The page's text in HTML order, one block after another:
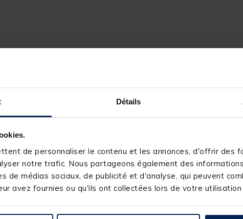
Détails
de personnaliser le contenu et les annonces, d'offrir des
notre trafic. Nous partageons également des
de médias sociaux, de publicité et d'analyse, qui peuvent
avez fournies ou qu'ils ont collectées lors de votre
DAIWA